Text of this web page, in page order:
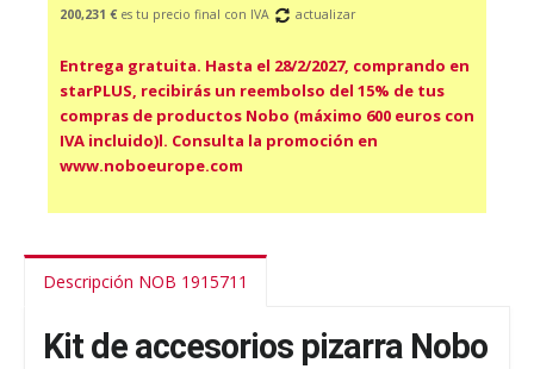
200,231 € es tu precio final con IVA actualizar
Entrega gratuita. Hasta el 28/2/2027, comprando en
starPLUS, recibirás un reembolso del 15% de tus
compras de productos Nobo (máximo 600 euros con
IVA incluido)l. Consulta la promoción en
www.noboeurope.com
Descripción NOB 1915711
Kit de accesorios pizarra Nobo